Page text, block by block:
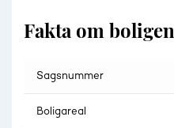
Fakta om boligen
Sagsnummer
Boligareal